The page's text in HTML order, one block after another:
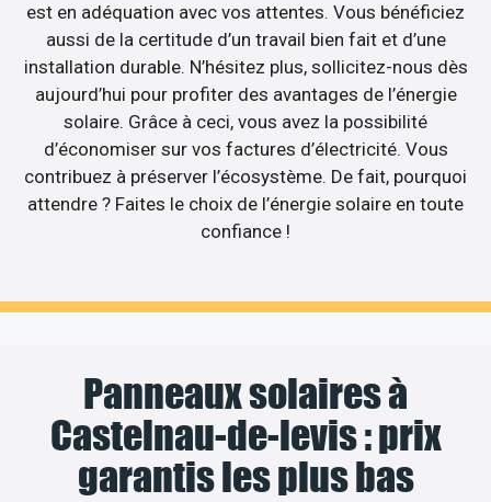
est en adéquation avec vos attentes. Vous bénéficiez
aussi de la certitude d’un travail bien fait et d’une
installation durable. N’hésitez plus, sollicitez-nous dès
aujourd’hui pour profiter des avantages de l’énergie
solaire. Grâce à ceci, vous avez la possibilité
d’économiser sur vos factures d’électricité. Vous
contribuez à préserver l’écosystème. De fait, pourquoi
attendre ? Faites le choix de l’énergie solaire en toute
confiance !
Panneaux solaires à
Castelnau-de-levis : prix
garantis les plus bas